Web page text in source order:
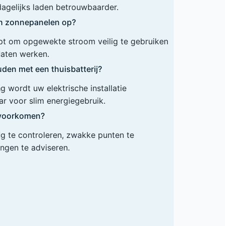
laden betrouwbaarder.
zonnepanelen op?
om opgewekte stroom veilig te gebruiken
werken.
met een thuisbatterij?
wordt uw elektrische installatie
voor slim energiegebruik.
te controleren, zwakke punten te
te adviseren.